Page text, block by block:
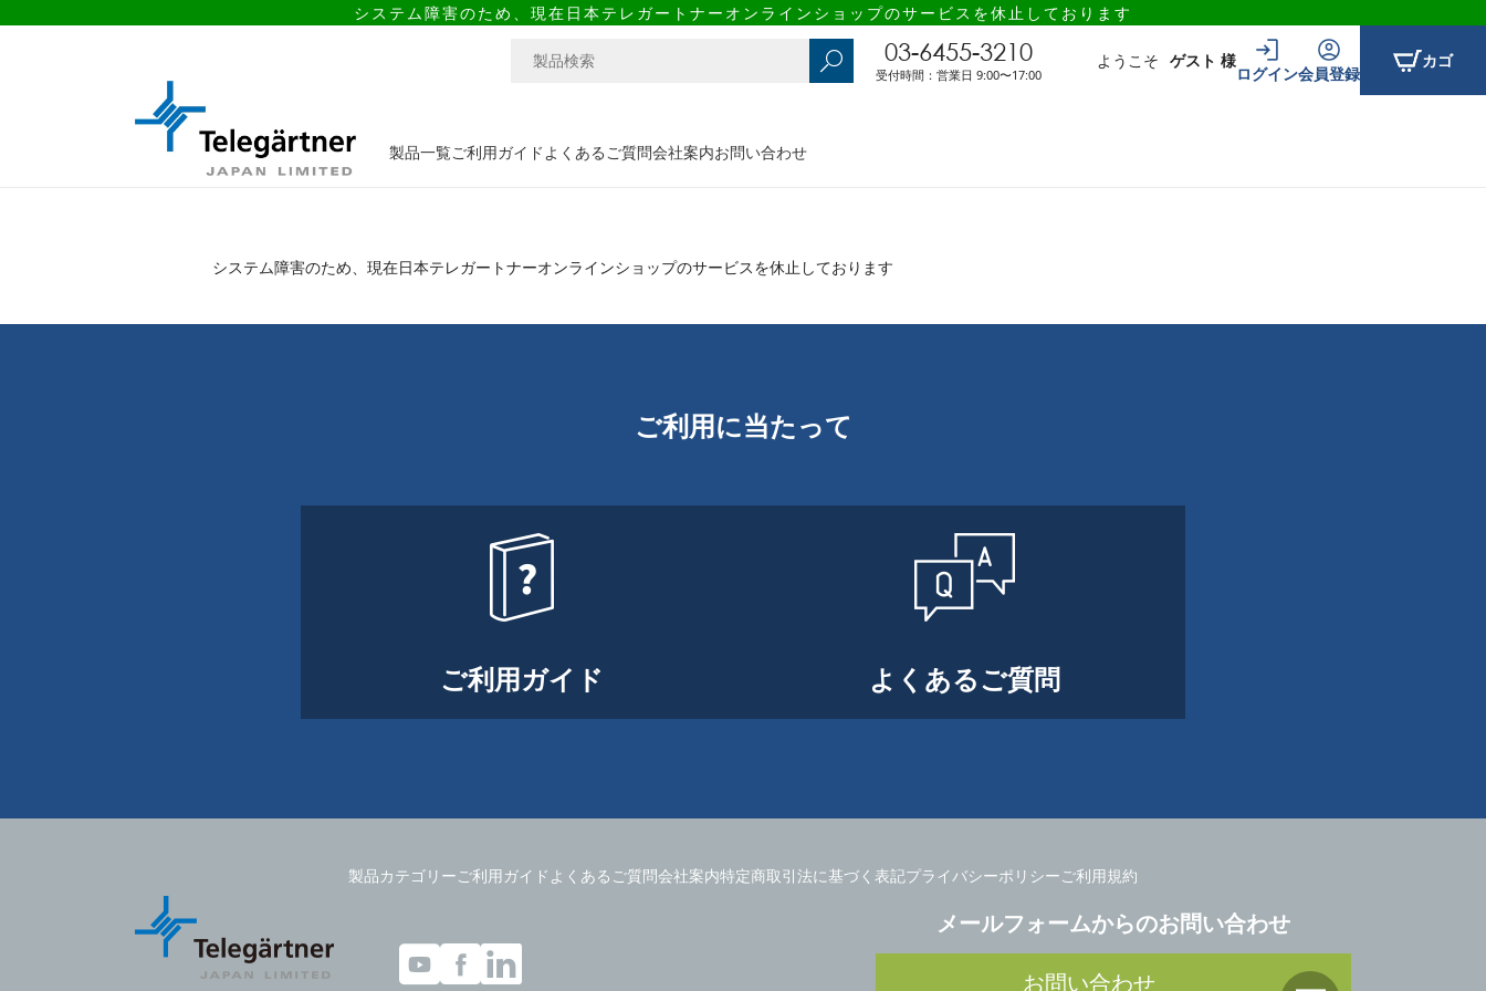
システム障害のため、現在日本テレガートナーオンラインショップのサービスを休止しております
03-6455-3210
受付時間：営業日 9:00〜17:00
ようこそ ゲスト 様
ログイン会員登録
カゴ
製品一覧ご利用ガイドよくあるご質問会社案内お問い合わせ
システム障害のため、現在日本テレガートナーオンラインショップのサービスを休止しております
ご利用に当たって
ご利用ガイド よくあるご質問
製品カテゴリーご利用ガイド よくあるご質問会社案内特定商取引法に基づく表記プライバシーポリシーご利用規約
メールフォームからのお問い合わせ
お問い合わせ